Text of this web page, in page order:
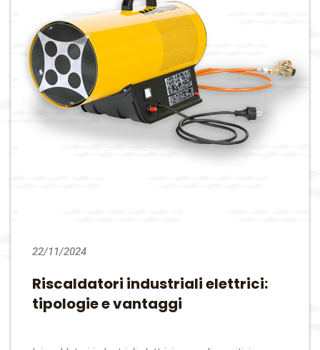
22/11/2024
Riscaldatori industriali elettrici:
tipologie e vantaggi